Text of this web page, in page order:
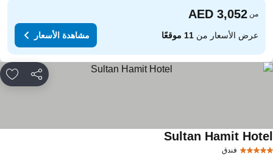
من
عرض الأسعار من11 موقعًا مشاهدة الأسعار
مشاركة
فندق
Sultan Hamit